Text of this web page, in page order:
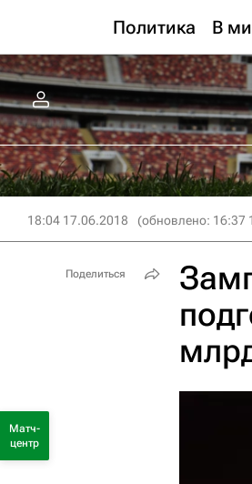
Политика В
18:04 17.06.2018 (обновлено: 16:37
Поделиться
Матч-
центр